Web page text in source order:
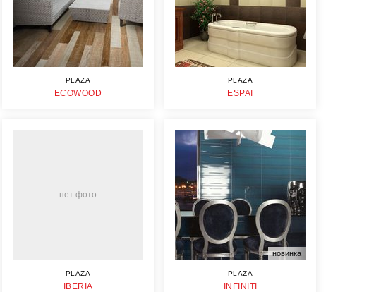
PLAZA
ECOWOOD
PLAZA
ESPAI
нет фото
PLAZA
IBERIA
новинка
PLAZA
INFINITI